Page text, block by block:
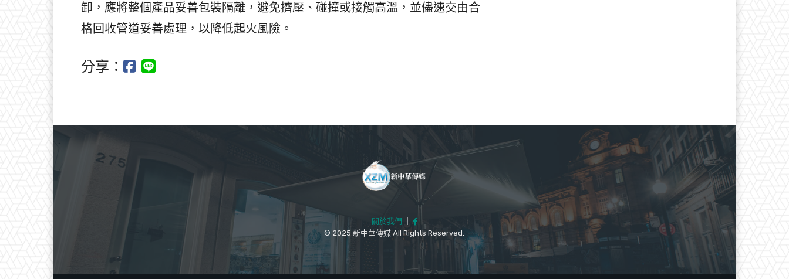
卸，應將整個產品妥善包裝隔離，避免擠壓、碰撞或接觸高溫，並儘速交由合
格回收管道妥善處理，以降低起火風險。
分享：
關於我們
© 2025 新中華傳媒 All Rights Reserved.